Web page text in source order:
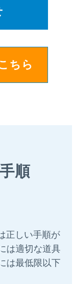
ちら
順
正しい手順が
は適切な道具
は最低限以下